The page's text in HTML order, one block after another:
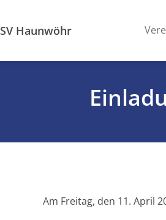
SV Haunwöhr
Am Freitag, den 11. April